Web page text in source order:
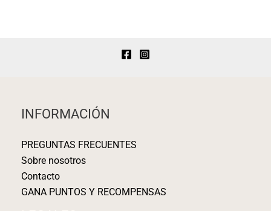
INFORMACIÓN
PREGUNTAS FRECUENTES
Sobre nosotros
Contacto
GANA PUNTOS Y RECOMPENSAS